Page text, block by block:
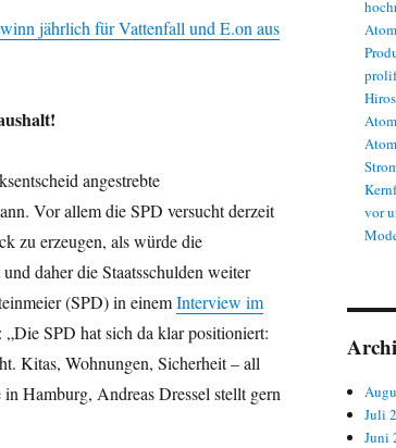
jährlich für Vattenfall und E.on aus
angestrebte
Vor allem die SPD versucht derzeit
zu erzeugen, als würde die
daher die Staatsschulden weiter
(SPD) in einemInterview im
SPD hat sich da klar positioniert:
Kitas, Wohnungen, Sicherheit – all
Hamburg, Andreas Dressel stellt gern
vor
Juli
Juni